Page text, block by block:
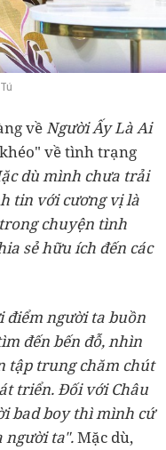
vềNgười Ấy Là Ai
về tình trạng
dù mình chưa trải
tin với cương vị là
chuyện tình
sẻ hữu ích đến các
điểm người ta buồn
đến bến đỗ, nhìn
tập trung chăm chút
triển. Đối với Châu
bad boy thì mình cứ
người ta".Mặc dù,